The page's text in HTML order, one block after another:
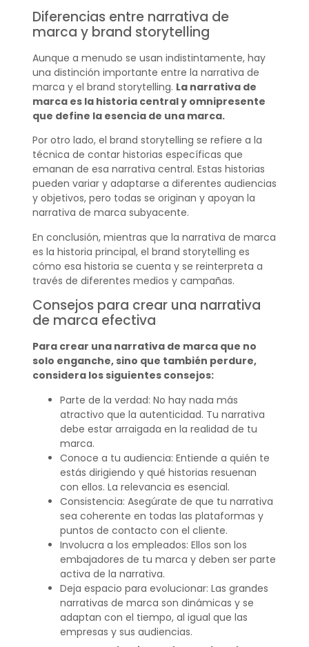
Diferencias entre narrativa de
marca y brand storytelling
Aunque a menudo se usan indistintamente, hay
una distinción importante entre la narrativa de
marca y el brand storytelling. La narrativa de
marca es la historia central y omnipresente
que define la esencia de una marca.
Por otro lado, el brand storytelling se refiere a la
técnica de contar historias específicas que
emanan de esa narrativa central. Estas historias
pueden variar y adaptarse a diferentes audiencias
y objetivos, pero todas se originan y apoyan la
narrativa de marca subyacente.
En conclusión, mientras que la narrativa de marca
es la historia principal, el brand storytelling es
cómo esa historia se cuenta y se reinterpreta a
través de diferentes medios y campañas.
Consejos para crear una narrativa
de marca efectiva
Para crear una narrativa de marca que no
solo enganche, sino que también perdure,
considera los siguientes consejos:
Parte de la verdad: No hay nada más
atractivo que la autenticidad. Tu narrativa
debe estar arraigada en la realidad de tu
marca.
Conoce a tu audiencia: Entiende a quién te
estás dirigiendo y qué historias resuenan
con ellos. La relevancia es esencial.
Consistencia: Asegúrate de que tu narrativa
sea coherente en todas las plataformas y
puntos de contacto con el cliente.
Involucra a los empleados: Ellos son los
embajadores de tu marca y deben ser parte
activa de la narrativa.
Deja espacio para evolucionar: Las grandes
narrativas de marca son dinámicas y se
adaptan con el tiempo, al igual que las
empresas y sus audiencias.